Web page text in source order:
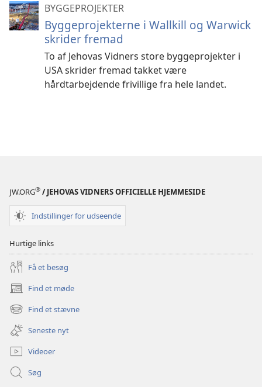
BYGGEPROJEKTER
Byggeprojekterne i Wallkill og Warwick
skrider fremad
To af Jehovas Vidners store byggeprojekter i
USA skrider fremad takket være
hårdtarbejdende frivillige fra hele landet.
JW.ORG® / JEHOVAS VIDNERS OFFICIELLE HJEMMESIDE
Indstillinger for udseende
Hurtige links
Få et besøg
Find et møde
(åbner
nyt
vindue)
Find et stævne
(åbner
nyt
vindue)
Seneste nyt
Videoer
Søg